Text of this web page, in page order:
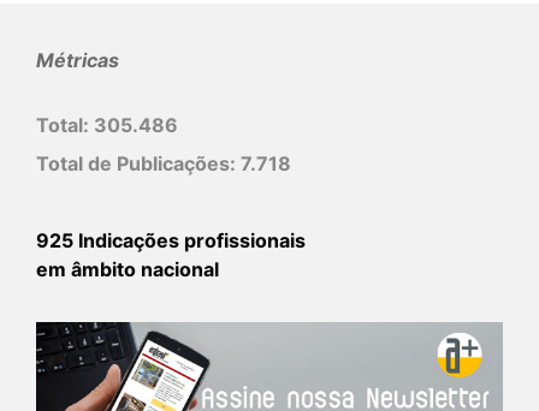
Métricas
Total: 305.486
Total de Publicações: 7.718
925 Indicações profissionais
em âmbito nacional